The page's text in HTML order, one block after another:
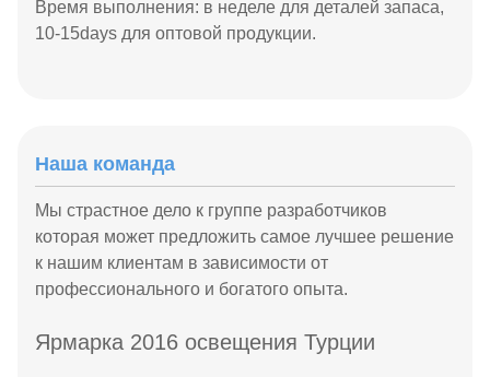
Время выполнения: в неделе для деталей запаса,
10-15days для оптовой продукции.
Наша команда
Мы страстное дело к группе разработчиков
которая может предложить самое лучшее решение
к нашим клиентам в зависимости от
профессионального и богатого опыта.
Ярмарка 2016 освещения Турции